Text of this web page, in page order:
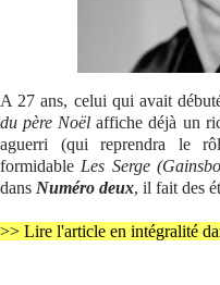
A 27 ans, celui qui avait
du père Noël affiche déjà un
aguerri (qui reprendra le
formidable Les Serge
dans Numéro deux, il fait des
>> Lire l'article en intégralité